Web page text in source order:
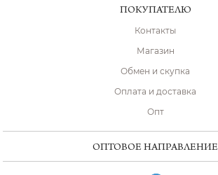
ПОКУПАТЕЛЮ
Контакты
Магазин
Обмен и скупка
Оплата и доставка
Опт
ОПТОВОЕ НАПРАВЛЕНИЕ